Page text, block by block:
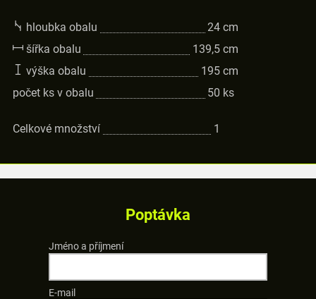
hloubka obalu 24 cm
šířka obalu
139,5 cm
výška obalu
195 cm
počet ks v obalu
50 ks
Celkové množství 1
Poptávka
Jméno a příjmení
E-mail